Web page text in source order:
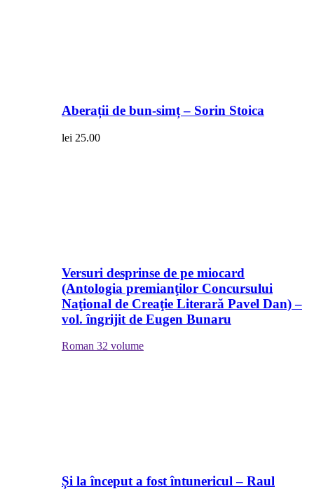
Aberații de bun-simț – Sorin Stoica
lei 25.00
Versuri desprinse de pe miocard
(Antologia premianţilor Concursului
Naţional de Creaţie Literară Pavel Dan) –
vol. îngrijit de Eugen Bunaru
Roman 32 volume
Și la început a fost întunericul – Raul